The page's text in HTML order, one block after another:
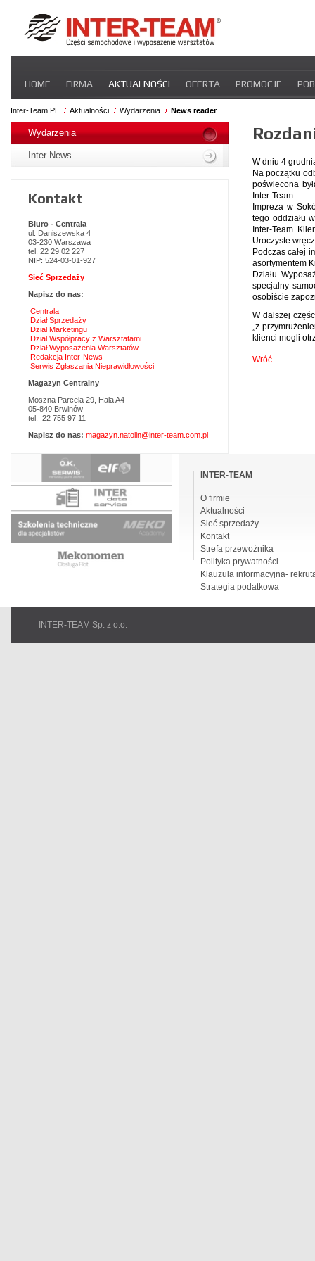
nawigacje
HOME FIRMA AKTUALNOŚCI OFERTA PROMOCJE
STREFA DLA PRZEWOŹNIKA CERTYFIKATY
Inter-Team PL Aktualności Wydarzenia News reader
W dniu 4
Na początku
poświecona
Inter-Team.
Impreza w
tego oddziału
Inter-Team
Uroczyste
Podczas całej
asortymentem
Działu
specjalny
osobiście
W dalszej
„z
klienci mogli
Wróć
Pomiń
nawigacje
Wydarzenia
Inter-News
Kontakt
Biuro - Centrala
ul. Daniszewska 4
03-230 Warszawa
tel. 22 29 02 227
NIP: 524-03-01-927
Sieć Sprzedaży
Napisz do nas:
Centrala
Dział Sprzedaży
Dział Marketingu
Dział Współpracy z Warsztatami
Dział Wyposażenia Warsztatów
Redakcja Inter-News
Serwis Zgłaszania Nieprawidłowości
Magazyn Centralny
Moszna Parcela 29, Hala A4
05-840 Brwinów
tel. 22 755 97 11
Napisz do nas: magazyn.natolin@inter-team.com.pl
nawigacjeINTER-TEAM
O firmie
Aktualności
Sieć sprzedaży
Kontakt
Strefa przewoźnika
Polityka prywatności
Klauzula informacyjna-
Strategia podatkowa
INTER-TEAM Sp. z o.o.